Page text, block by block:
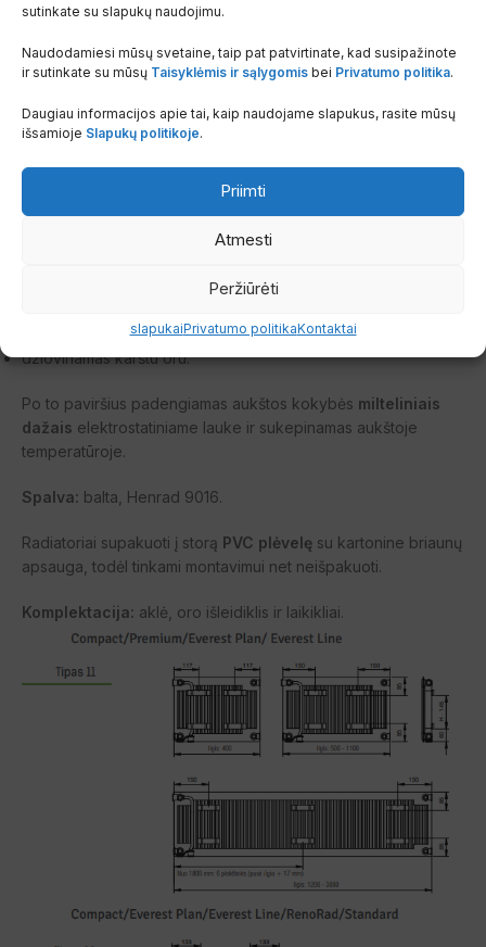
sutinkate su slapukų naudojimu.
Naudodamiesi mūsų svetaine, taip pat patvirtinate, kad susipažinote
ir sutinkate su mūsų Taisyklėmis ir sąlygomis bei Privatumo politika.
Daugiau informacijos apie tai, kaip naudojame slapukus, rasite mūsų
išsamioje Slapukų politikoje.
Priimti
Atmesti
Peržiūrėti
slapukaiPrivatumo politikaKontaktai
Radiatorių paviršius apdorojamas taip:
nuriebalinamas,
fosfatuojamas,
pasyvuojamas,
džiovinamas karštu oru.
Po to paviršius padengiamas aukštos kokybės milteliniais
dažais elektrostatiniame lauke ir sukepinamas aukštoje
temperatūroje.
Spalva: balta, Henrad 9016.
Radiatoriai supakuoti į storą PVC plėvelę su kartonine briaunų
apsauga, todėl tinkami montavimui net neišpakuoti.
Komplektacija: aklė, oro išleidiklis ir laikikliai.